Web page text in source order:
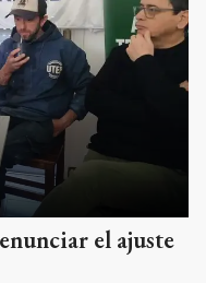
el ajuste